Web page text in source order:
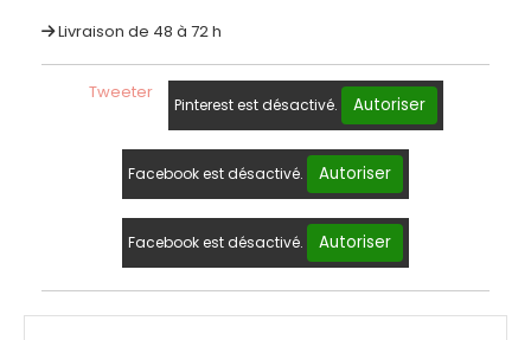
Livraison de 48 à 72 h
Tweeter
Pinterest est désactivé. Autoriser
Facebook est désactivé. Autoriser
Facebook est désactivé. Autoriser